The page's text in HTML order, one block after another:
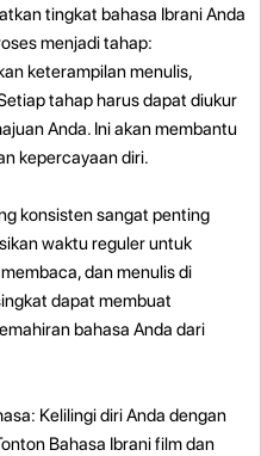
tingkat bahasa Ibrani Anda
menjadi tahap:
keterampilan menulis,
tahap harus dapat diukur
Anda. Ini akan membantu
kepercayaan diri.
konsisten sangat penting
waktu reguler untuk
dan menulis di
dapat membuat
bahasa Anda dari
Kelilingi diri Anda dengan
Bahasa Ibrani film dan